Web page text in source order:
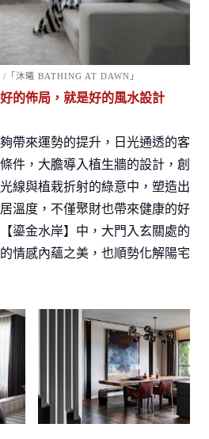
「沐曦 BATHING AT DAWN」
好的佈局，就是好的風水設計
帶來運勢的提升，日光通透的客
件，大膽導入植生牆的設計，創
線與植栽折射的綠意中，塑造出
溫度，不僅聚財也帶來健康的好
鎏金水岸】中，大門入玄關處的
情感內蘊之美，也順勢化解陽宅